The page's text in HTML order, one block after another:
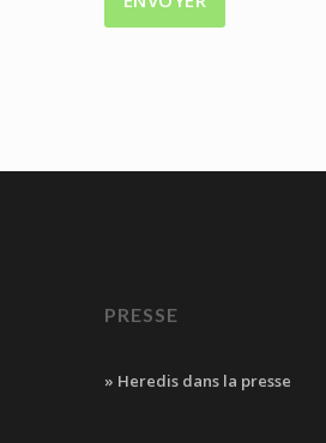
PRESSE
» Heredis dans la presse